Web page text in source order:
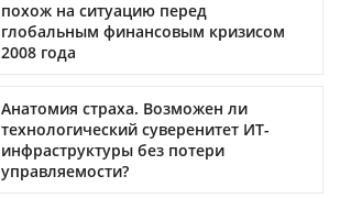
похож на ситуацию перед
глобальным финансовым кризисом
2008 года
Анатомия страха. Возможен ли
технологический суверенитет ИТ-
инфраструктуры без потери
управляемости?